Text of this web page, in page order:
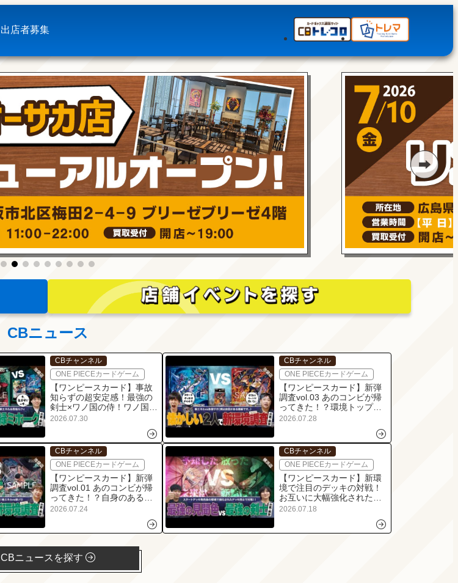
出店者募集
CBニュース
CBチャンネル
ONE PIECEカードゲーム
【ワンピースカード】事故
知らずの超安定感！最強の
剣士×ワノ国の侍！ワノ国型
「緑ミホーク」vs紫エネル
2026.07.30
CBチャンネル
ONE PIECEカードゲーム
【ワンピースカード】新弾
調査vol.03 あのコンビが帰
ってきた！？環境トップの
エネルにスタートデッキの
s赤黒サボの対戦・解説！！
2026.07.28
CBチャンネル
ONE PIECEカードゲーム
【ワンピースカード】新弾
調査vol.01 あのコンビが帰
ってきた！？自身のあるデ
ッキ同士の紫エネルvs緑ゾ
2026.07.24
CBチャンネル
ONE PIECEカードゲーム
【ワンピースカード】新環
境で注目のデッキの対戦！
お互いに大幅強化された紫
カタクリvs緑ミホークの対
2026.07.18
CBニュースを探す